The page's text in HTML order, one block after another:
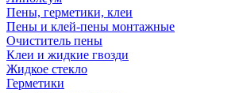
Пены, герметики, клеи
Пены и клей-пены монтажные
Очиститель пены
Клеи и жидкие гвозди
Жидкое стекло
Герметики